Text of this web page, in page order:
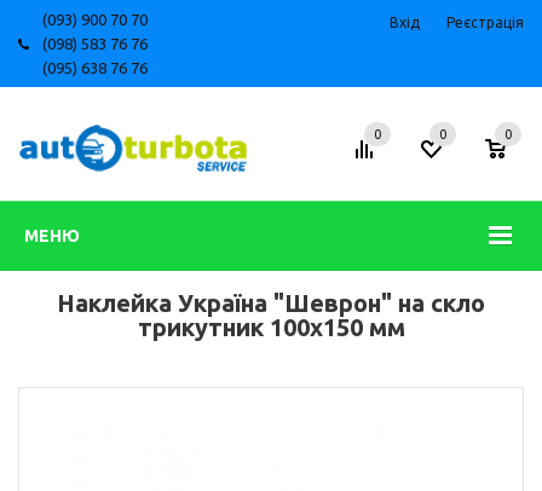
(093) 900 70 70
(098) 583 76 76
(095) 638 76 76
Вхід Реєстрація
МЕНЮ
0 0
0
Наклейка Україна "Шеврон" на скло
трикутник 100х150 мм